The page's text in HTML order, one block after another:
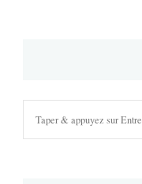
recherchiez